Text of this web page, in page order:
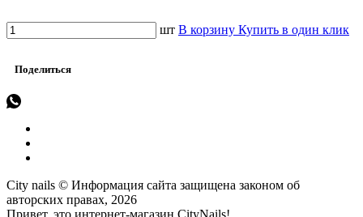
шт В корзину Купить в один клик
Поделиться
City nails © Информация сайта защищена законом об
авторских правах, 2026